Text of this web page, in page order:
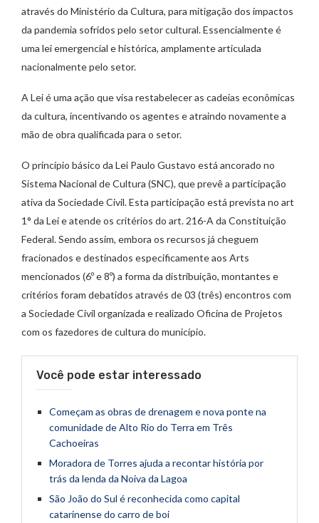
através do Ministério da Cultura, para mitigação dos impactos
da pandemia sofridos pelo setor cultural. Essencialmente é
uma lei emergencial e histórica, amplamente articulada
nacionalmente pelo setor.
A Lei é uma ação que visa restabelecer as cadeias econômicas
da cultura, incentivando os agentes e atraindo novamente a
mão de obra qualificada para o setor.
O princípio básico da Lei Paulo Gustavo está ancorado no
Sistema Nacional de Cultura (SNC), que prevê a participação
ativa da Sociedade Civil. Esta participação está prevista no art
1° da Lei e atende os critérios do art. 216-A da Constituição
Federal. Sendo assim, embora os recursos já cheguem
fracionados e destinados especificamente aos Arts
mencionados (6º e 8º) a forma da distribuição, montantes e
critérios foram debatidos através de 03 (três) encontros com
a Sociedade Civil organizada e realizado Oficina de Projetos
com os fazedores de cultura do município.
Você pode estar interessado
Começam as obras de drenagem e nova ponte na
comunidade de Alto Rio do Terra em Três
Cachoeiras
Moradora de Torres ajuda a recontar história por
trás da lenda da Noiva da Lagoa
São João do Sul é reconhecida como capital
catarinense do carro de boi